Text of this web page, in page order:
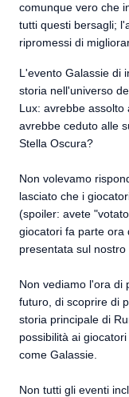
comunque vero che
tutti questi bersagli;
ripromessi di
L'evento Galassie di
storia nell'universo
Lux: avrebbe
avrebbe ceduto alle
Stella Oscura?
Non volevamo
lasciato che i
(spoiler: avete
giocatori fa parte ora
presentata sul nostro
Non vediamo l'ora di
futuro, di scoprire di
storia principale di
possibilità ai
come Galassie.
Non tutti gli eventi